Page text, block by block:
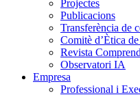
Projectes
Publicacions
Transferència de
Comitè d’Ètica
Revista
Observatori IA
Empresa
Professional i